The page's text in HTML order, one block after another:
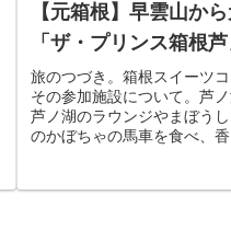
【元箱根】早雲山か
「ザ・プリンス箱根
旅のつづき。箱根スイーツ
その参加施設について。芦
芦ノ湖のラウンジやまぼう
のかぼちゃの馬車を食べ、